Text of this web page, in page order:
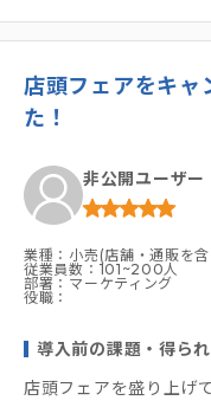
店頭フェアをキャ
た！
非公開ユーザー
業種：小売(店舗・通販を
従業員数：101~200人
部署：マーケティング
役職：
導入前の課題・得ら
店頭フェアを盛り上げ